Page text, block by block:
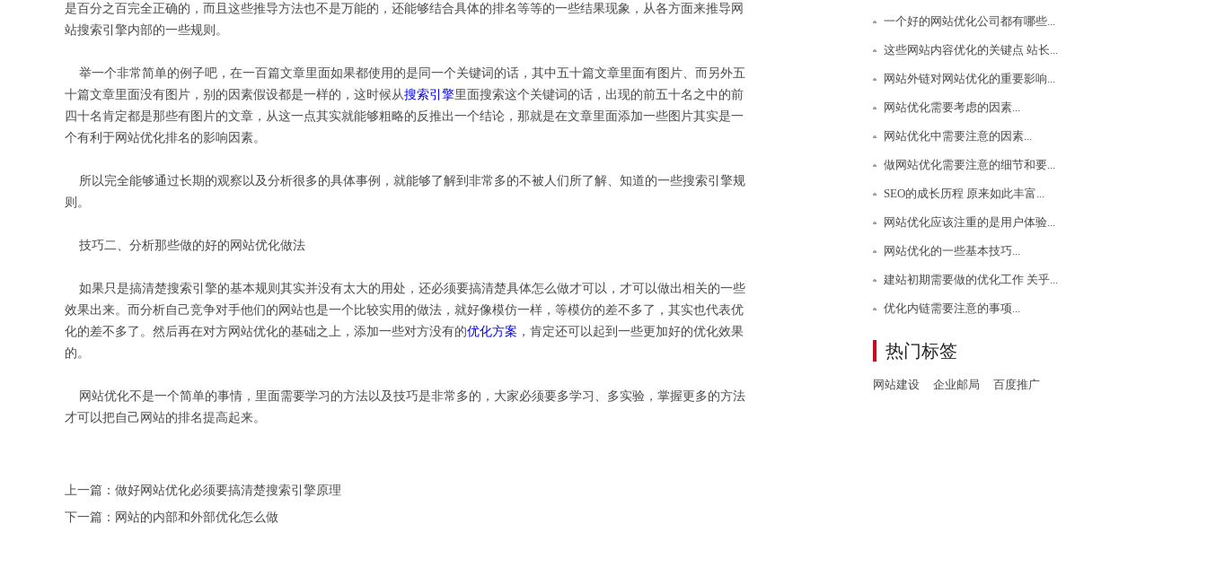
是百分之百完全正确的，而且这些推导方法也不是万能的，还能够结合具体的排名等等的一些结果现象，从各方面来推导网
站搜索引擎内部的一些规则。
举一个非常简单的例子吧，在一百篇文章里面如果都使用的是同一个关键词的话，其中五十篇文章里面有图片、而另外五
十篇文章里面没有图片，别的因素假设都是一样的，这时候从搜索引擎里面搜索这个关键词的话，出现的前五十名之中的前
四十名肯定都是那些有图片的文章，从这一点其实就能够粗略的反推出一个结论，那就是在文章里面添加一些图片其实是一
个有利于网站优化排名的影响因素。
所以完全能够通过长期的观察以及分析很多的具体事例，就能够了解到非常多的不被人们所了解、知道的一些搜索引擎规
则。
技巧二、分析那些做的好的网站优化做法
如果只是搞清楚搜索引擎的基本规则其实并没有太大的用处，还必须要搞清楚具体怎么做才可以，才可以做出相关的一些
效果出来。而分析自己竞争对手他们的网站也是一个比较实用的做法，就好像模仿一样，等模仿的差不多了，其实也代表优
化的差不多了。然后再在对方网站优化的基础之上，添加一些对方没有的优化方案 ，肯定还可以起到一些更加好的优化效果
的。
网站优化不是一个简单的事情，里面需要学习的方法以及技巧是非常多的，大家必须要多学习、多实验，掌握更多的方法
才可以把自己网站的排名提高起来。
上一篇： 做好网站优化必须要搞清楚搜索引擎原理
下一篇： 网站的内部和外部优化怎么做
一个好的网站优化公司都有哪些...
这些网站内容优化的关键点 站长...
网站外链对网站优化的重要影响...
网站优化需要考虑的因素...
网站优化中需要注意的因素...
做网站优化需要注意的细节和要...
SEO的成长历程 原来如此丰富...
网站优化应该注重的是用户体验...
网站优化的一些基本技巧...
建站初期需要做的优化工作 关乎...
优化内链需要注意的事项...
热门标签
网站建设 企业邮局 百度推广